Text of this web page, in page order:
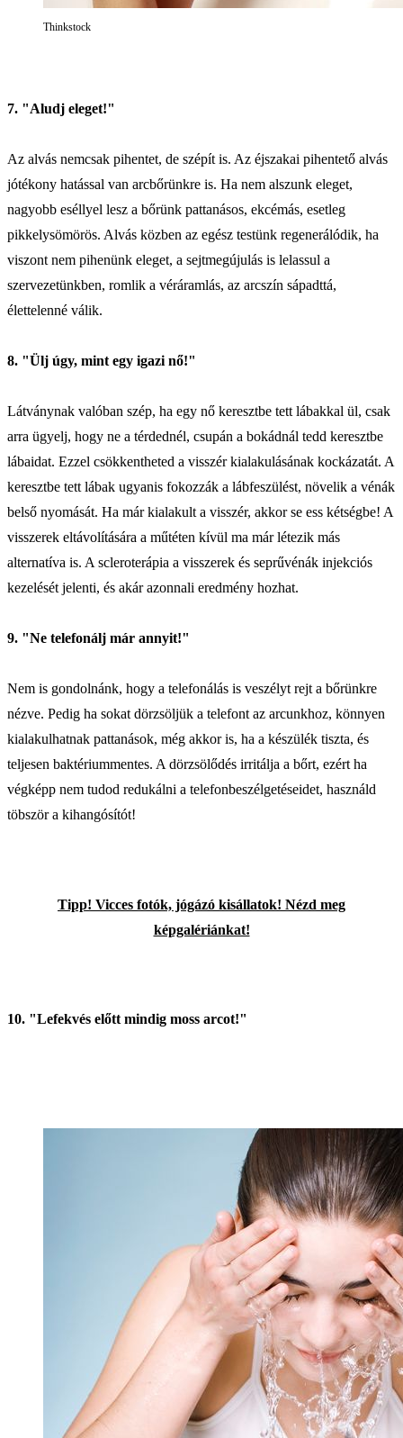
Thinkstock
7. "Aludj eleget!"
Az alvás nemcsak pihentet, de szépít is. Az éjszakai pihentető alvás
jótékony hatással van arcbőrünkre is. Ha nem alszunk eleget,
nagyobb eséllyel lesz a bőrünk pattanásos, ekcémás, esetleg
pikkelysömörös. Alvás közben az egész testünk regenerálódik, ha
viszont nem pihenünk eleget, a sejtmegújulás is lelassul a
szervezetünkben, romlik a véráramlás, az arcszín sápadttá,
élettelenné válik.
8. "Ülj úgy, mint egy igazi nő!"
Látványnak valóban szép, ha egy nő keresztbe tett lábakkal ül, csak
arra ügyelj, hogy ne a térdednél, csupán a bokádnál tedd keresztbe
lábaidat. Ezzel csökkentheted a visszér kialakulásának kockázatát. A
keresztbe tett lábak ugyanis fokozzák a lábfeszülést, növelik a vénák
belső nyomását. Ha már kialakult a visszér, akkor se ess kétségbe! A
visszerek eltávolítására a műtéten kívül ma már létezik más
alternatíva is. A scleroterápia a visszerek és seprűvénák injekciós
kezelését jelenti, és akár azonnali eredmény hozhat.
9. "Ne telefonálj már annyit!"
Nem is gondolnánk, hogy a telefonálás is veszélyt rejt a bőrünkre
nézve. Pedig ha sokat dörzsöljük a telefont az arcunkhoz, könnyen
kialakulhatnak pattanások, még akkor is, ha a készülék tiszta, és
teljesen baktériummentes. A dörzsölődés irritálja a bőrt, ezért ha
végképp nem tudod redukálni a telefonbeszélgetéseidet, használd
töbször a kihangósítót!
Tipp! Vicces fotók, jógázó kisállatok! Nézd meg
képgalériánkat!
10. "Lefekvés előtt mindig moss arcot!"